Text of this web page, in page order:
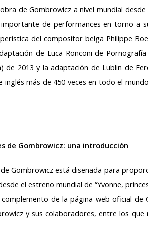
de Gombrowicz a nivel mundial
de performances en torno a
del compositor belga Philippe
de Luca Ronconi de
2013 y la adaptación de Lublin de
inglés más de 450 veces en todo el
de Gombrowicz: una introducción
Gombrowicz está diseñada para
el estreno mundial de “Yvonne,
de la página web oficial de
y sus colaboradores, entre los